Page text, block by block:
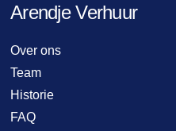
Arendje Verhuur
Over ons
Team
Historie
FAQ